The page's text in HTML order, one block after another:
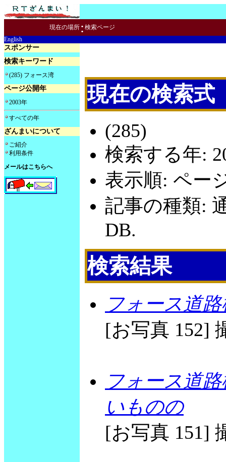
現在の場所 : 検索ページ
English
スポンサー
検索キーワード
(285) フォース湾
ページ公開年
2003年
すべての年
ざんまいについて
ご紹介
利用条件
メールはこちらへ
現在の検索式
(285)
検索する年:
表示順: ペー
記事の種類:
DB.
検索結果
フォース道
[お写真 152]
フォース道
いものの
[お写真 151]